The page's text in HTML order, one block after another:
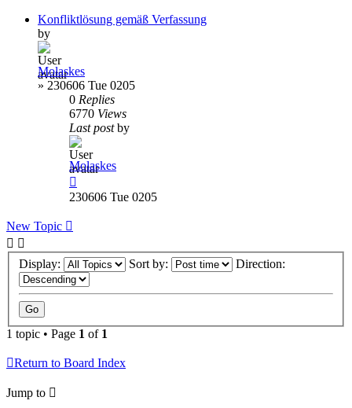
Konfliktlösung gemäß Verfassung
by
Molaskes
» 230606 Tue 0205
0 Replies
6770 Views
Last postby
Molaskes
230606 Tue 0205
New Topic
Display: Sort by: Direction:
1 topic • Page 1 of 1
Return to Board Index
Jump to